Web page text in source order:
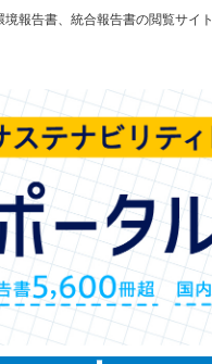
報告書、統合報告書の閲覧サイト